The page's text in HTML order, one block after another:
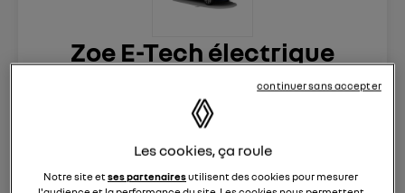
Zoe E-Tech électrique
électriques
la voiture citadine électrique qui ne change rien à votre
Les cookies, ça roule
Notre site etses partenairesutilisent des cookies pour mesurer
continuer sans accepter